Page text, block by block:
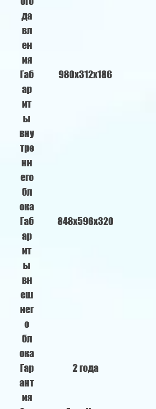
да
вл
ен
ия
Габ
ар
ит
ы
вну
тре
нн
его
бл
ока
980х312х186
Габ
ар
ит
ы
вн
еш
нег
о
бл
ока
848х596х320
Гар
ант
ия
2 года